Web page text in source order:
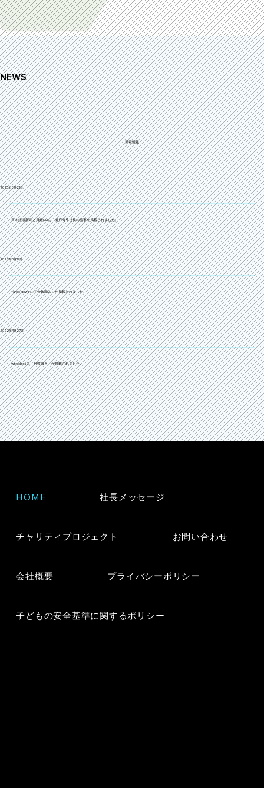
NEWS
新着情報
2025年8月21日
日本経済新聞と日経MJに、瀬戸海斗社長の記事が掲載されました。
2022年5月17日
Yahoo News に「分数職人」が掲載されました。
2022年4月27日
with class に「分数職人」が掲載されました。
HOME 社長メッセージ
チャリティプロジェクト お問い合わせ
会社概要 プライバシーポリシー
子どもの安全基準に関するポリシー